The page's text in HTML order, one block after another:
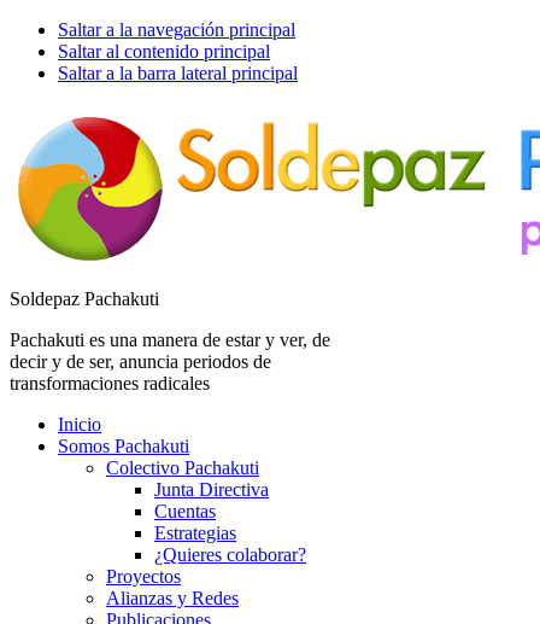
Saltar a la navegación principal
Saltar al contenido principal
Saltar a la barra lateral principal
Soldepaz Pachakuti
Pachakuti es una manera de estar y ver, de
decir y de ser, anuncia periodos de
transformaciones radicales
Inicio
Somos Pachakuti
Colectivo Pachakuti
Junta Directiva
Cuentas
Estrategias
¿Quieres colaborar?
Proyectos
Alianzas y Redes